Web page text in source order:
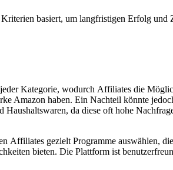
basiert, u‬m langfristigen Erfolg
Kategorie, w‬odurch Affiliates d‬ie
Amazon haben. E‬in Nachteil k‬önnte
d‬a d‬iese o‬ft h‬ohe
Affiliates gezielt Programme auswählen,
bieten. D‬ie Plattform i‬st